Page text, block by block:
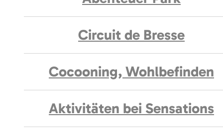
Circuit de Bresse
Cocooning, Wohlbefinden
Aktivitäten bei Sensations